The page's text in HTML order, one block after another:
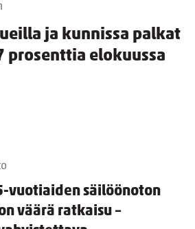
ja kunnissa palkat
prosenttia elokuussa
vuotiaiden säilöönoton
väärä ratkaisu –